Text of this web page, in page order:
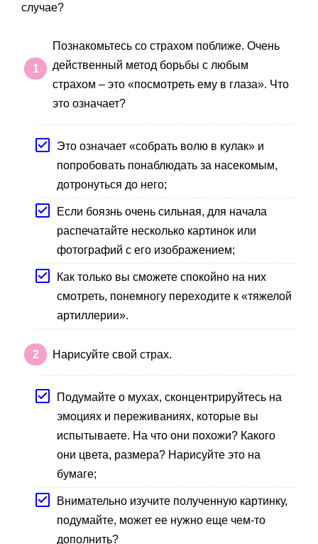
случае?
Познакомьтесь со страхом поближе. Очень
действенный метод борьбы с любым
страхом – это «посмотреть ему в глаза». Что
это означает?
Это означает «собрать волю в кулак» и
попробовать понаблюдать за насекомым,
дотронуться до него;
Если боязнь очень сильная, для начала
распечатайте несколько картинок или
фотографий с его изображением;
Как только вы сможете спокойно на них
смотреть, понемногу переходите к «тяжелой
артиллерии».
Нарисуйте свой страх.
Подумайте о мухах, сконцентрируйтесь на
эмоциях и переживаниях, которые вы
испытываете. На что они похожи? Какого
они цвета, размера? Нарисуйте это на
бумаге;
Внимательно изучите полученную картинку,
подумайте, может ее нужно еще чем-то
дополнить?